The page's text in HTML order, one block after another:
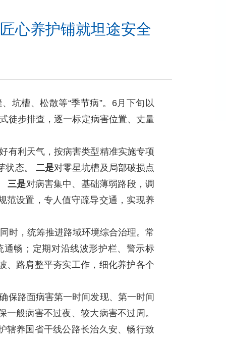
心养护铺就坦途安全
槽、松散等“季节病”。6月下旬以
徒步排查，逐一标定病害位置、丈量
有利天气，按病害类型精准实施专项
状态。 二是对零星坑槽及局部破损点
三是对病害集中、基础薄弱路段，调
范设置，专人值守疏导交通，实现养
时，统筹推进路域环境综合治理。常
畅；定期对沿线波形护栏、警示标
、路肩整平夯实工作，细化养护各个
保路面病害第一时间发现、第一时间
般病害不过夜、较大病害不过周。
辖养国省干线公路长治久安、畅行致